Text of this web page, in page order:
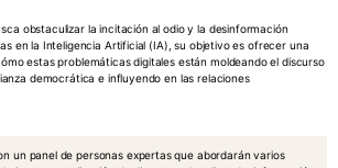
obstaculizar la incitación al odio y la desinformación
en la Inteligencia Artificial (IA), su objetivo es ofrecer una
estas problemáticas digitales están moldeando el discurso
democrática e influyendo en las relaciones
un panel de personas expertas que abordarán varios